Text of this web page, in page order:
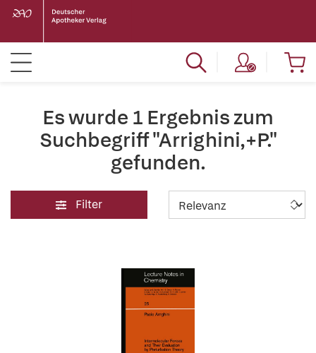
Es wurde 1 Ergebnis zum
Suchbegriff "Arrighini,+P."
gefunden.
Filter